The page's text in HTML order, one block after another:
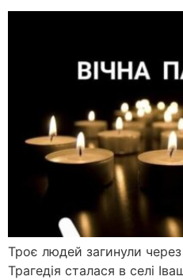
Троє людей загинули
Трагедія сталася в селі